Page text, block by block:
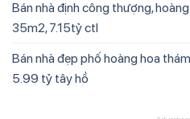
Bán nhà định công thượng,
35m2, 7.15tỷ ctl
Bán nhà đẹp phố hoàng hoa
5.99 tỷ tây hồ